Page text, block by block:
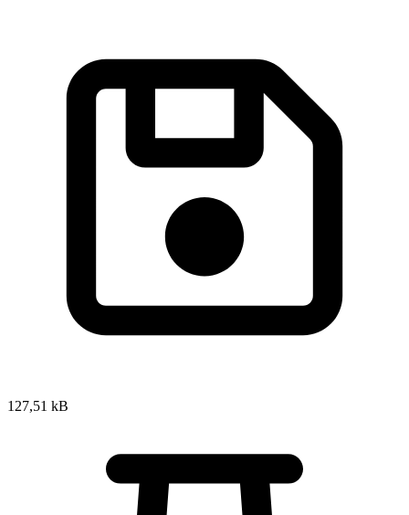
127,51 kB